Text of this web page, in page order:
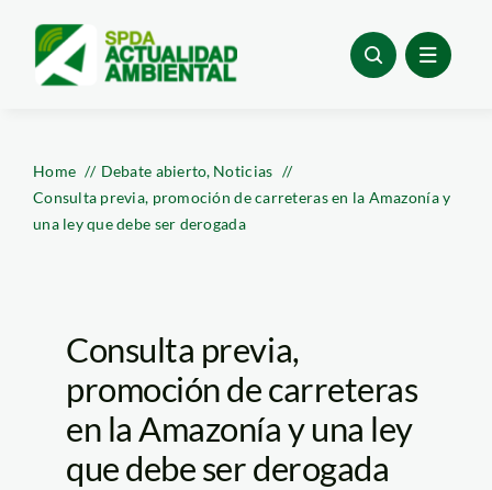
content
Home Debate abierto Noticias
Consulta previa, promoción de carreteras en la Amazonía y
una ley que debe ser derogada
Consulta previa,
promoción de carreteras
en la Amazonía y una ley
que debe ser derogada